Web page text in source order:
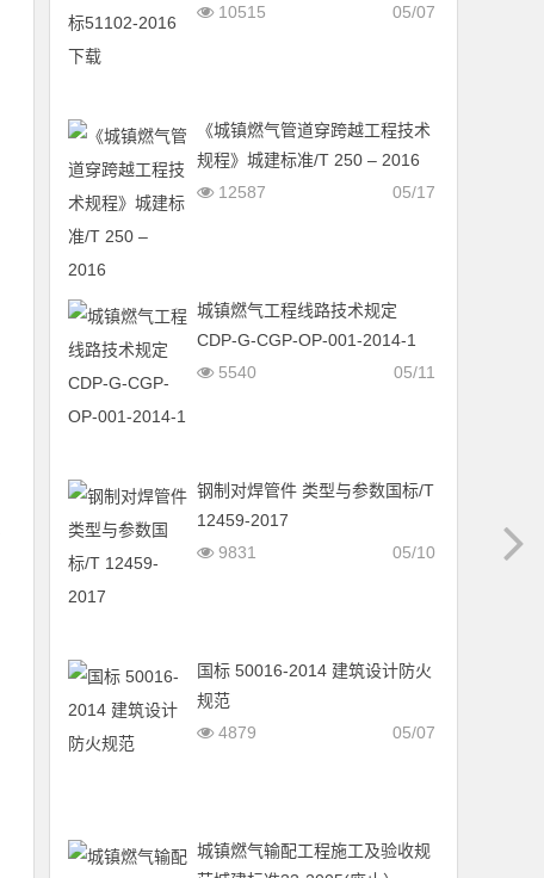
05/07
10515
《城镇燃气管道穿跨越工程技术
规程》城建标准/T 250 – 2016
05/17
12587
城镇燃气工程线路技术规定
CDP-G-CGP-OP-001-2014-1
05/11
5540
钢制对焊管件 类型与参数国标/T
12459-2017
05/10
9831
国标 50016-2014 建筑设计防火
规范
05/07
4879
城镇燃气输配工程施工及验收规